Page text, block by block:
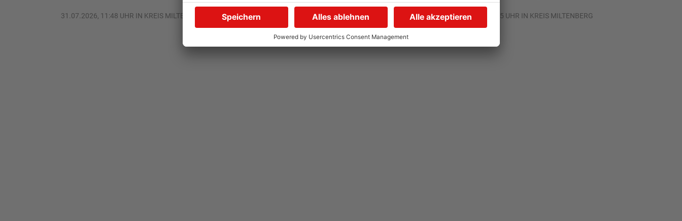
31.07.2026, 11:48 UHR IN KREIS MILTENBERG 31.07.2026, 11:45 UHR IN KREIS MILTENBERG 31.07.2026, 11:35 UHR IN KREIS MILTENBERG